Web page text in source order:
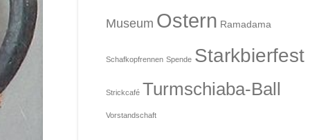
Museum Ostern Ramadama
Schafkopfrennen Spende Starkbierfest
Strickcafé Turmschiaba-Ball
Vorstandschaft